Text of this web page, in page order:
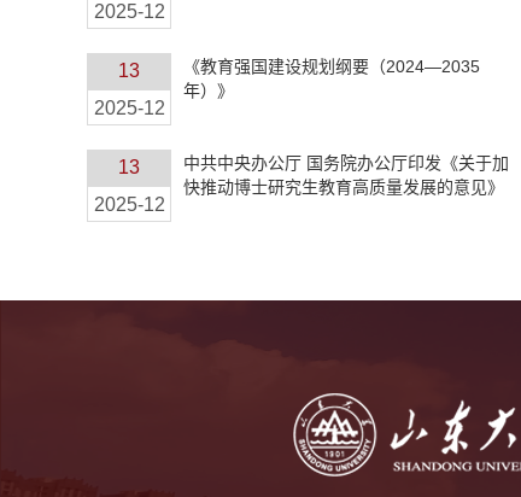
2025-12
13
2025-12
《教育强国建设规划纲要（2024—2035
年）》
13
2025-12
中共中央办公厅 国务院办公厅印发《关于加
快推动博士研究生教育高质量发展的意见》